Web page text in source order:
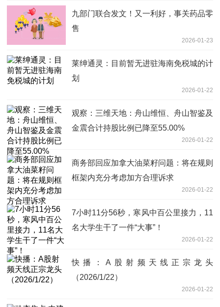
九部门联合发文！又一利好，事关药品零
售
2026-01-23
莱绅通灵：目前暂无进驻海南免税城的计
划
2026-01-22
观察：三维天地：舟山维恒、舟山智鉴及
金震合计持股比例已降至55.00%
2026-01-22
商务部回应加拿大油菜籽问题：将在规则
框架内充分考虑加方合理诉求
2026-01-22
7小时11分56秒，寒风中百公里接力，11
名大学生干了一件“大事”！
2026-01-22
快播：A股射频天线正宗龙头
（2026/1/22）
2026-01-22